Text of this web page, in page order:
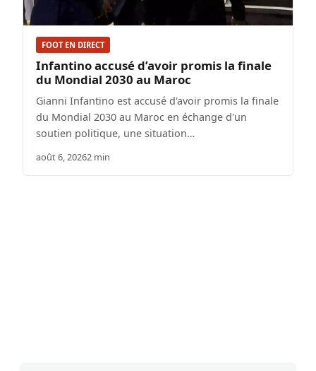
FOOT EN DIRECT
Infantino accusé d’avoir promis la finale
du Mondial 2030 au Maroc
Gianni Infantino est accusé d'avoir promis la finale
du Mondial 2030 au Maroc en échange d'un
soutien politique, une situation…
août 6, 20262 min